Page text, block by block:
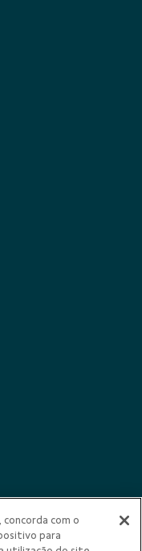
com o
para